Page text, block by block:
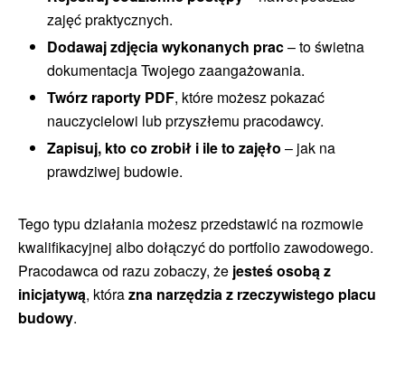
zajęć praktycznych.
Dodawaj zdjęcia wykonanych prac– to świetna
dokumentacja Twojego zaangażowania.
Twórz raporty PDF, które możesz pokazać
nauczycielowi lub przyszłemu pracodawcy.
Zapisuj, kto co zrobił i ile to zajęło – jak na
prawdziwej budowie.
Tego typu działania możesz przedstawić na rozmowie
kwalifikacyjnej albo dołączyć do portfolio zawodowego.
Pracodawca od razu zobaczy, że jesteś osobą z
inicjatywą, którazna narzędzia z rzeczywistego placu
budowy.